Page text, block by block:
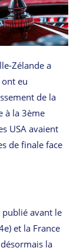
Zélande a
eu
de la
à la 3ème
USA avaient
de finale face
publié avant le
et la France
la